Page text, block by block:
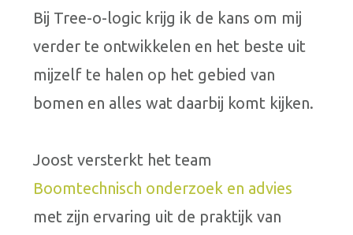
Bij Tree-o-logic krijg ik de kans om mij
verder te ontwikkelen en het beste uit
mijzelf te halen op het gebied van
bomen en alles wat daarbij komt kijken.
Joost versterkt het team
Boomtechnisch onderzoek en advies
met zijn ervaring uit de praktijk van